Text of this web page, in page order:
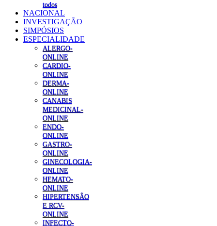
todos
NACIONAL
INVESTIGAÇÃO
SIMPÓSIOS
ESPECIALIDADE
ALERGO-
ONLINE
CARDIO-
ONLINE
DERMA-
ONLINE
CANABIS
MEDICINAL-
ONLINE
ENDO-
ONLINE
GASTRO-
ONLINE
GINECOLOGIA-
ONLINE
HEMATO-
ONLINE
HIPERTENSÃO
E RCV-
ONLINE
INFECTO-